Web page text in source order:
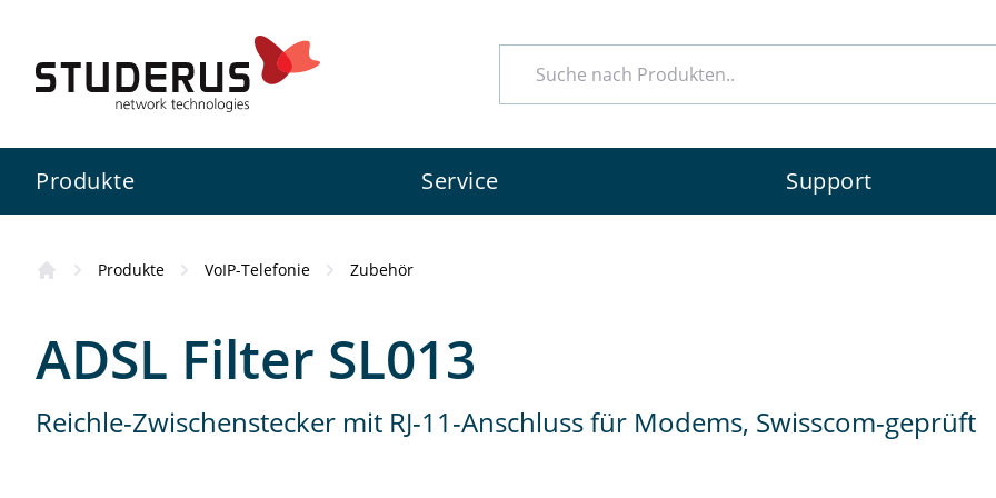
Produkte
Firewall
Switch
Service
Swiss Service Pack
Konfigurationsservice
Support
Studerus AG
Zyxel
Kursübersicht
Wissenswertes
Produkte VoIP-Telefonie Zubehör
ADSL Filter SL013
Reichle-Zwischenstecker mit RJ-11-Anschluss für Modems, Swisscom-geprüft